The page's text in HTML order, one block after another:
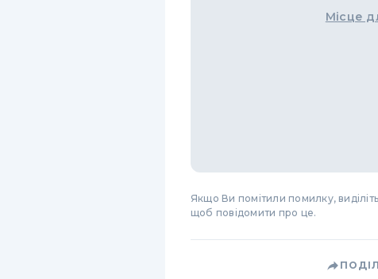
Місце
Якщо Ви помітили помилку,
щоб повідомити про це.